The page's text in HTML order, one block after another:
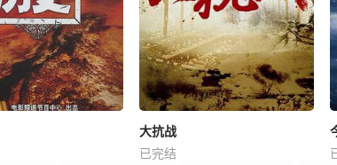
大抗战
已完结